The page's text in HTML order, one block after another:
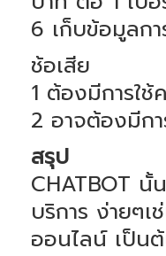
6 เก็บข้อมูลก
ช้อเสีย
1 ต้องมีการใ
2 อาจต้องมีก
สรุป
CHATBOT นั้
บริการ ง่ายๆเ
ออนไลน์ เป็น